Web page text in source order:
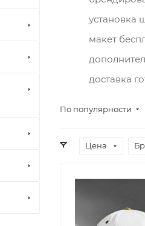
установка
макет
доставка
По популярности
Цена
Эко ручки
Чехол для
Еще +7
Ланъярды